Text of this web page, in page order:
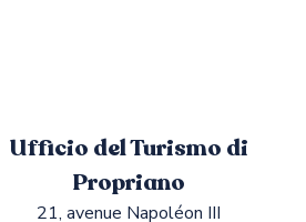
Ufficio del Turismo di
Propriano
21, avenue Napoléon III